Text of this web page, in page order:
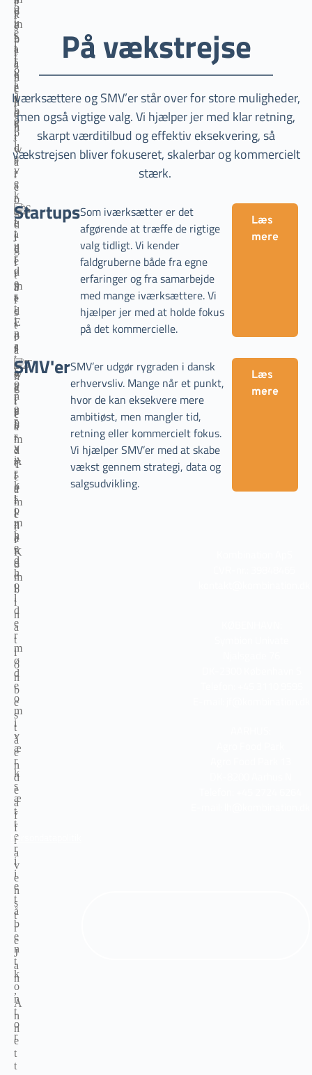
På vækstrejse
Iværksættere og SMV’er står over for store muligheder,
men også vigtige valg. Vi hjælper jer med klar retning,
skarpt værditilbud og effektiv eksekvering, så
vækstrejsen bliver fokuseret, skalerbar og kommercielt
stærk.
StartupsSom iværksætter er det
afgørende at træffe de rigtige
valg tidligt. Vi kender
faldgruberne både fra egne
erfaringer og fra samarbejde
med mange iværksættere. Vi
hjælper jer med at holde fokus
på det kommercielle.
Læs
mere
SMV'erSMV’er udgør rygraden i dansk
erhvervsliv. Mange når et punkt,
hvor de kan eksekvere mere
ambitiøst, men mangler tid,
retning eller kommercielt fokus.
Vi hjælper SMV’er med at skabe
vækst gennem strategi, data og
salgsudvikling.
Læs
mere
Persondatapolitik